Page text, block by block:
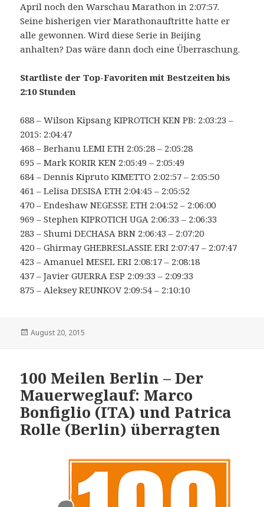
April noch den Warschau Marathon in 2:07:57.
Seine bisherigen vier Marathonauftritte hatte er
alle gewonnen. Wird diese Serie in Beijing
anhalten? Das wäre dann doch eine Überraschung.
Startliste der Top-Favoriten mit Bestzeiten bis
2:10 Stunden
688 – Wilson Kipsang KIPROTICH KEN PB: 2:03:23 –
2015: 2:04:47
468 – Berhanu LEMI ETH 2:05:28 – 2:05:28
695 – Mark KORIR KEN 2:05:49 – 2:05:49
684 – Dennis Kipruto KIMETTO 2:02:57 – 2:05:50
461 – Lelisa DESISA ETH 2:04:45 – 2:05:52
470 – Endeshaw NEGESSE ETH 2:04:52 – 2:06:00
969 – Stephen KIPROTICH UGA 2:06:33 – 2:06:33
283 – Shumi DECHASA BRN 2:06:43 – 2:07:20
420 – Ghirmay GHEBRESLASSIE ERI 2:07:47 – 2:07:47
423 – Amanuel MESEL ERI 2:08:17 – 2:08:18
437 – Javier GUERRA ESP 2:09:33 – 2:09:33
875 – Aleksey REUNKOV 2:09:54 – 2:10:10
Veröffentlicht
August 20, 2015
100 Meilen Berlin – Der
Mauerweglauf: Marco
Bonfiglio (ITA) und Patrica
Rolle (Berlin) überragten